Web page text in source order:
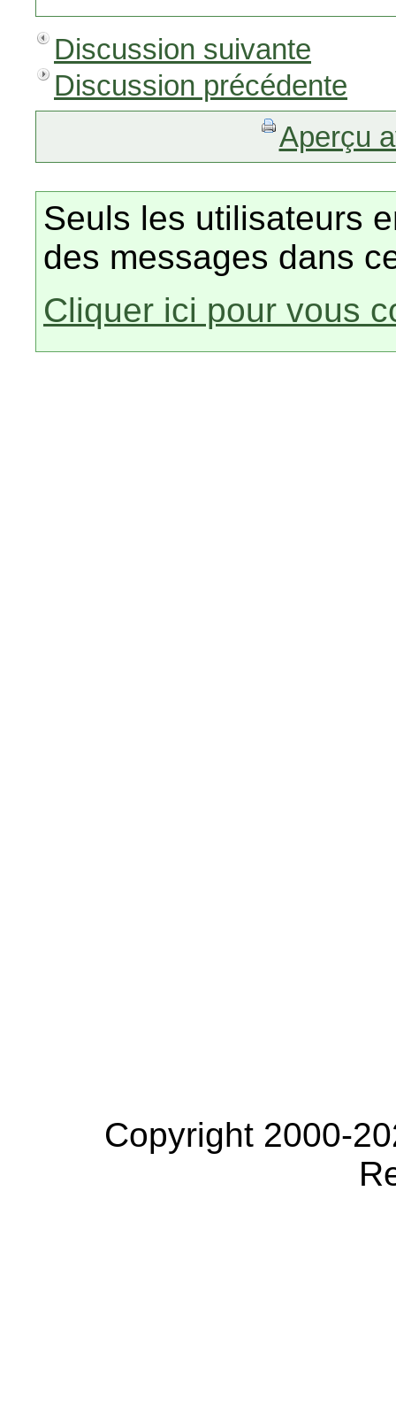
Discussion suivante
Discussion précédente
Aperçu
Seuls les utilisateurs
des messages dans
Cliquer ici pour vous
Copyright 2000-